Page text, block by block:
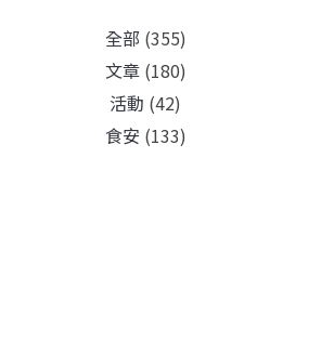
全部 (355)
文章(180)
活動 (42)
食安 (133)